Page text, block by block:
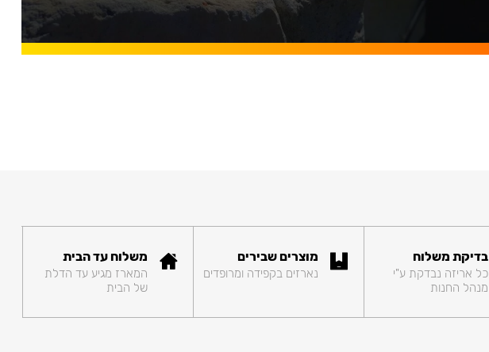
בדיקת משלוח
כל אריזה נבדקת ע"י
מנהל החנות
מוצרים שבירים
נארזים בקפידה ומרופדים
משלוח עד הבית
המארז מגיע עד הדלת
של הבית